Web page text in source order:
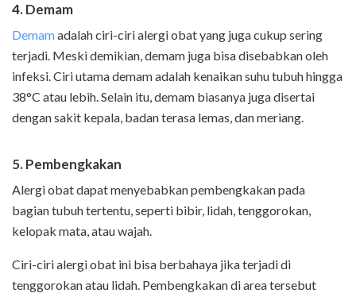
4. Demam
Demamadalah ciri-ciri alergi obat yang juga cukup sering
terjadi. Meski demikian, demam juga bisa disebabkan oleh
infeksi. Ciri utama demam adalah kenaikan suhu tubuh hingga
38°C atau lebih. Selain itu, demam biasanya juga disertai
dengan sakit kepala, badan terasa lemas, dan meriang.
5. Pembengkakan
Alergi obat dapat menyebabkan pembengkakan pada
bagian tubuh tertentu, seperti bibir, lidah, tenggorokan,
kelopak mata, atau wajah.
Ciri-ciri alergi obat ini bisa berbahaya jika terjadi di
tenggorokan atau lidah. Pembengkakan di area tersebut